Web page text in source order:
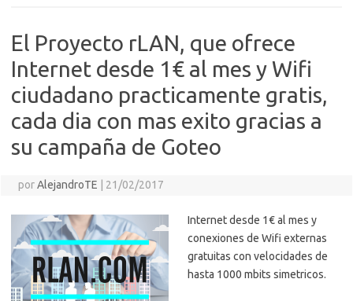
k
k
p
ar
ti
r
El Proyecto rLAN, que ofrece
Internet desde 1€ al mes y Wifi
ciudadano practicamente gratis,
cada dia con mas exito gracias a
su campaña de Goteo
porAlejandroTE 21/02/2017
Internet desde 1€ al mes y
conexiones de Wifi externas
gratuitas con velocidades de
hasta 1000 mbits simetricos.